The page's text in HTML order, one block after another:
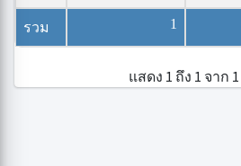
รวม 1
แสดง 1 ถึง 1 จาก